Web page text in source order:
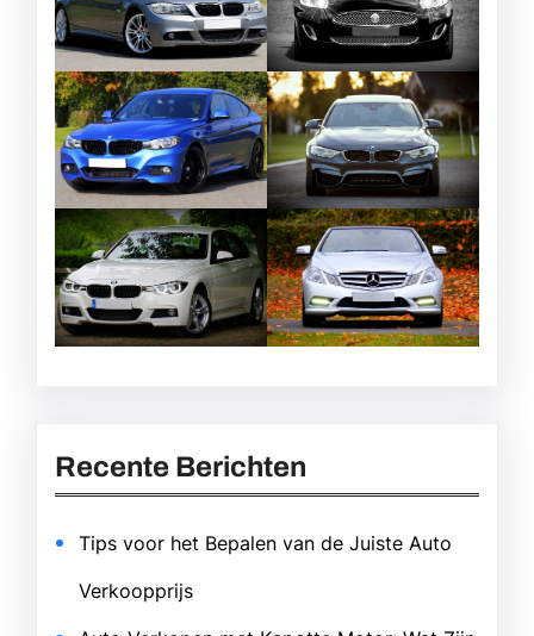
Recente Berichten
Tips voor het Bepalen van de Juiste Auto
Verkoopprijs